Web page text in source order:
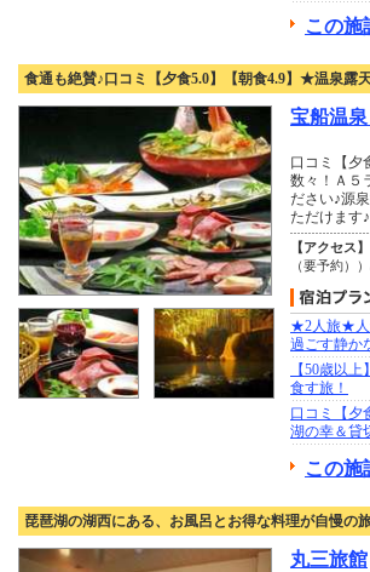
この
食通も絶賛♪口コミ【夕食5.0】【朝食4.9】★温泉露
宝船温
口コミ【夕
数々！Ａ５
ださい♪源
ただけます♪
【アクセス】
（要予約）
★2人旅★人
過ごす静か
【50歳以
食す旅！
口コミ【夕
湖の幸＆貸
この
琵琶湖の湖西にある、お風呂とお得な料理が自慢の旅
丸三旅館